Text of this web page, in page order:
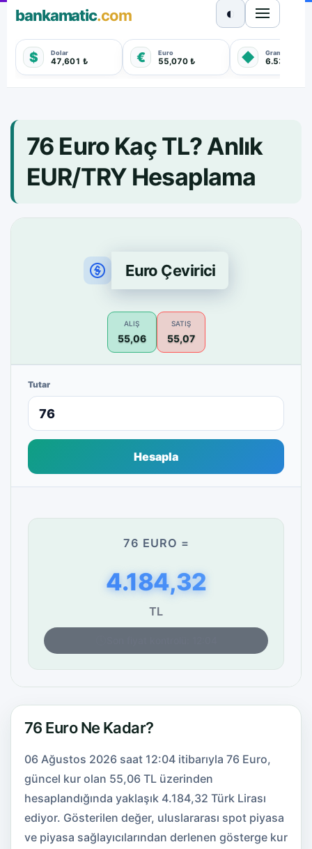
bankamatic.com
$ Dolar
47,601 ₺ € Euro
55,070 ₺ ◆ Gram Altın
6.530,850
◐
76 Euro Kaç TL? Anlık
EUR/TRY Hesaplama
Euro Çevirici
ALIŞ
55,06
SATIŞ
55,07
Tutar
Hesapla
76 EURO =
4.184,32
TL
76 Euro Ne Kadar?
06 Ağustos 2026 saat 12:04 itibarıyla 76 Euro,
güncel kur olan 55,06 TL üzerinden
hesaplandığında yaklaşık 4.184,32 Türk Lirası
ediyor. Gösterilen değer, uluslararası spot piyasa
ve piyasa sağlayıcılarından derlenen gösterge kur